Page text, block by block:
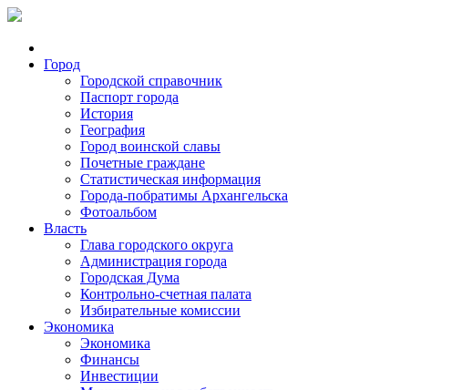
Город
Городской справочник
Паспорт города
История
География
Город воинской славы
Почетные граждане
Статистическая информация
Города-побратимы Архангельска
Фотоальбом
Власть
Глава городского округа
Администрация города
Городская Дума
Контрольно-счетная палата
Избирательные комиссии
Экономика
Экономика
Финансы
Инвестиции